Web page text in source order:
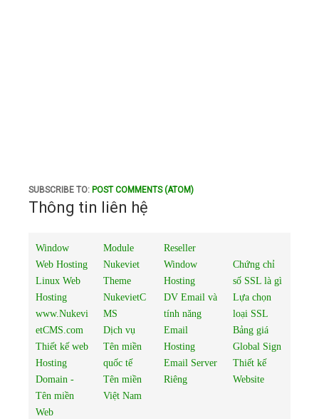
SUBSCRIBE TO: POST COMMENTS (ATOM)
Thông tin liên hệ
Window
Web Hosting
Linux Web
Hosting
www.Nukevi
etCMS.com
Thiết kế web
Hosting
Domain -
Tên miền
Web
Module
Nukeviet
Theme
NukevietC
MS
Dịch vụ
Tên miền
quốc tế
Tên miền
Việt Nam
Reseller
Window
Hosting
DV Email và
tính năng
Email
Hosting
Email Server
Riêng
Chứng chỉ
số SSL là gì
Lựa chọn
loại SSL
Bảng giá
Global Sign
Thiết kế
Website